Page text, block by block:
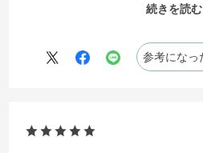
きて嬉しいのてすが、送料が。。
続きを読む
参考になっ